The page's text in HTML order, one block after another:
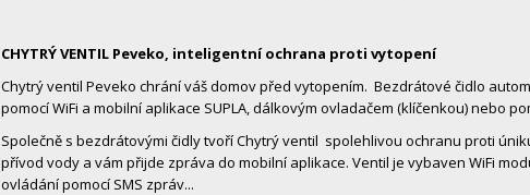
CHYTRÝ VENTIL Peveko, inteligentní ochrana proti vytopení
Chytrý ventil Peveko chrání váš domov před vytopením. Bezdrátové čidlo
pomocí WiFi a mobilní aplikace SUPLA, dálkovým ovladačem (klíčenkou) nebo
Společně s bezdrátovými čidly tvoří Chytrý ventil spolehlivou ochranu proti
přívod vody a vám přijde zpráva do mobilní aplikace. Ventil je vybaven WiFi
ovládání pomocí SMS zpráv...